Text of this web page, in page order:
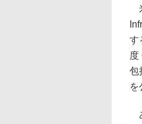
す
度
包
を